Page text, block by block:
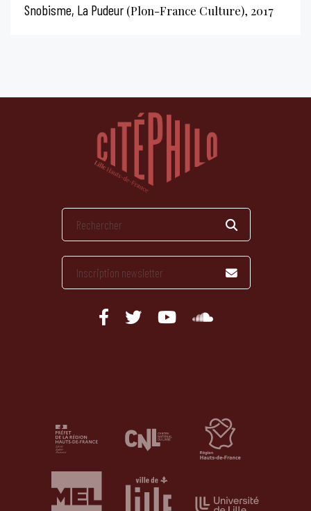
Snobisme, La Pudeur (Plon-France Culture), 2017